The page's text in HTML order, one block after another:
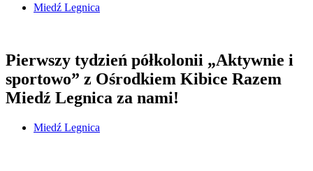
Miedź Legnica
Pierwszy tydzień półkolonii „Aktywnie i
sportowo” z Ośrodkiem Kibice Razem
Miedź Legnica za nami!
Miedź Legnica